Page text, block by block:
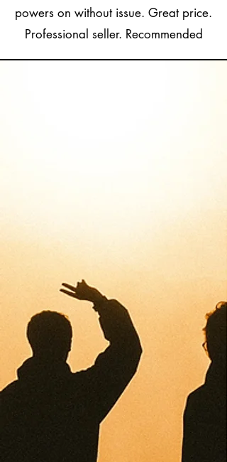
powers on without issue. Great price.
Professional seller. Recommended